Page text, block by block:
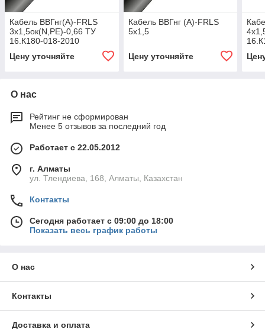
Кабель ВВГнг(А)-FRLS
3х1,5ок(N,PE)-0,66 ТУ
16.К180-018-2010
Цену уточняйте
Кабель ВВГнг (А)-FRLS
5х1,5
Цену уточняйте
О нас
Рейтинг не сформирован
Менее 5 отзывов за последний год
Работает с 22.05.2012
г. Алматы
ул. Тлендиева, 168, Алматы, Казахстан
Контакты
Сегодня работает с 09:00 до 18:00
Показать весь график работы
О нас
Контакты
Доставка и оплата